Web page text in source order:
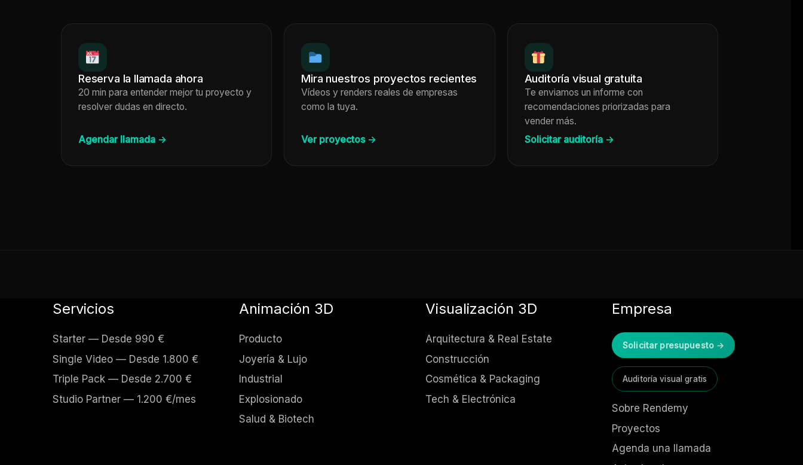
Reserva la llamada ahora
20 min para entender mejor tu proyecto y
resolver dudas en directo.
Agendar llamada →
Mira nuestros proyectos recientes
Vídeos y renders reales de empresas
como la tuya.
Ver proyectos →
Auditoría visual gratuita
Te enviamos un informe con
recomendaciones priorizadas para
vender más.
Solicitar auditoría →
Servicios
Starter — Desde 990 €
Single Video — Desde 1.800 €
Triple Pack — Desde 2.700 €
Studio Partner — 1.200 €/mes
Animación 3D
Producto
Joyería & Lujo
Industrial
Explosionado
Salud & Biotech
Visualización 3D
Arquitectura & Real Estate
Construcción
Cosmética & Packaging
Tech & Electrónica
Empresa
Solicitar presupuesto →
Auditoría visual gratis
Sobre Rendemy
Proyectos
Agenda una llamada